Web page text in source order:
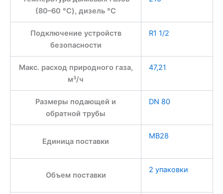
(80–60 °C), дизель °C
Подключение устройств
безопасности
R1 1/2
Макс. расход природного газа,
м³/ч
47,21
Размеры подающей и
обратной трубы
DN 80
Единица поставки
MB28
Объем поставки
2 упаковки